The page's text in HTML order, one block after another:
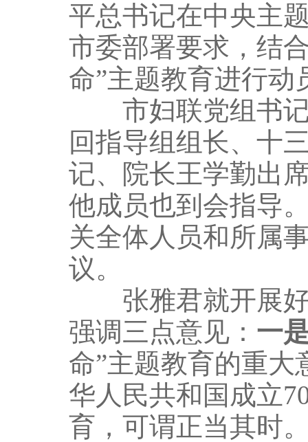
平总书记在中央主
市委部署要求，结
命”主题教育进行动
市妇联党组书记
回指导组组长、十
记、院长王学勤出
他成员也到会指导
关全体人员和所属
议。
张雅君就开展好“
强调三点意见： 一
命”主题教育的重
华人民共和国成立
育，可谓正当其时